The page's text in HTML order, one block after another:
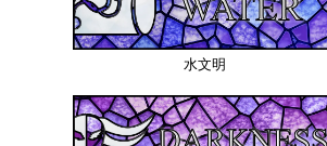
水文明